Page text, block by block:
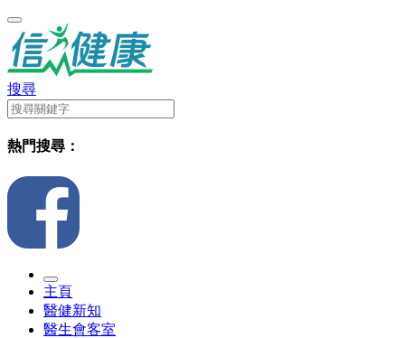
搜尋
熱門搜尋：
主頁
醫健新知
醫生會客室